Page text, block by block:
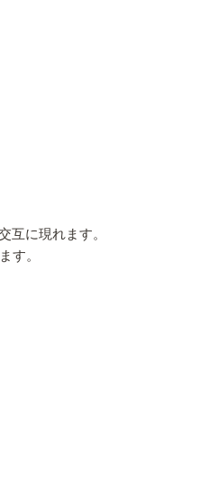
互に現れます。
す。